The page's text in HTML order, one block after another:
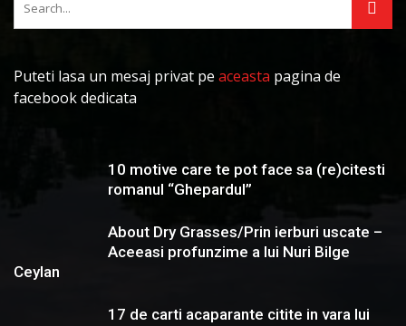
Puteti lasa un mesaj privat pe aceasta pagina de
facebook dedicata
10 motive care te pot face sa (re)citesti
romanul “Ghepardul”
About Dry Grasses/Prin ierburi uscate –
Aceeasi profunzime a lui Nuri Bilge
Ceylan
17 de carti acaparante citite in vara lui